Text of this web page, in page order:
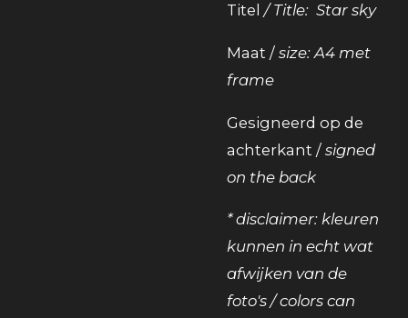
Titel/ Title: Star sky
Maat / size: A4 met
frame
Gesigneerd op de
achterkant / signed
on the back
* disclaimer: kleuren
kunnen in echt wat
afwijken van de
foto's / colors can